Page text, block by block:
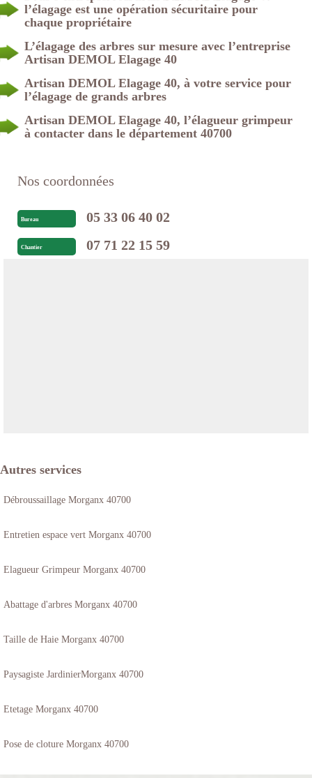
l’élagage est une opération sécuritaire pour
chaque propriétaire
L’élagage des arbres sur mesure avec l’entreprise
Artisan DEMOL Elagage 40
Artisan DEMOL Elagage 40, à votre service pour
l’élagage de grands arbres
Artisan DEMOL Elagage 40, l’élagueur grimpeur
à contacter dans le département 40700
Nos coordonnées
Bureau 05 33 06 40 02
Chantier 07 71 22 15 59
Autres services
Débroussaillage Morganx 40700
Entretien espace vert Morganx 40700
Elagueur Grimpeur Morganx 40700
Abattage d'arbres Morganx 40700
Taille de Haie Morganx 40700
Paysagiste JardinierMorganx 40700
Etetage Morganx 40700
Pose de cloture Morganx 40700